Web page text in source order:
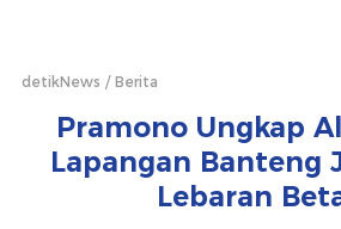
detikNews Berita
Pramono Ungkap
Lapangan Banteng
Lebaran